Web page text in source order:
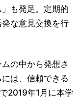
も発足。定期的
な意見交換を行
の中から発想さ
は、信頼できる
2019年1月に本学